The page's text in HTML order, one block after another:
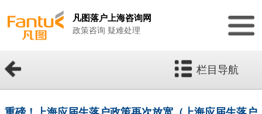
凡图落户上海咨询网
政策咨询 疑难处理
栏目导航